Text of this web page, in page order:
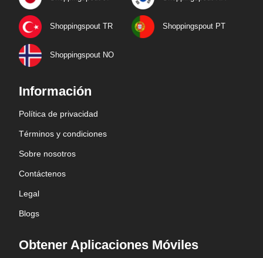
Shoppingspout TR Shoppingspout PT
Shoppingspout NO
Información
Política de privacidad
Términos y condiciones
Sobre nosotros
Contáctenos
Legal
Blogs
Obtener Aplicaciones Móviles